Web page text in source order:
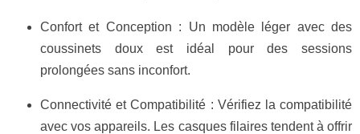
Confort et Conception : Un modèle léger avec des
coussinets doux est idéal pour des sessions
prolongées sans inconfort.
Connectivité et Compatibilité : Vérifiez la compatibilité
avec vos appareils. Les casques filaires tendent à offrir